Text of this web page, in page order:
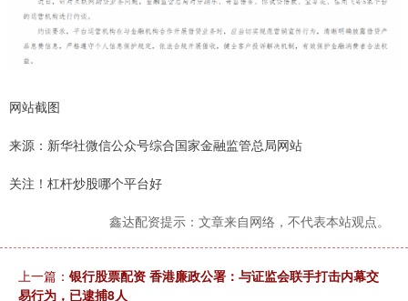
网站截图
来源：新华社微信公众号综合国家金融监管总局网站
关注！杠杆炒股哪个平台好
鑫达配资提示：文章来自网络，不代表本站观点。
上一篇： 银行股票配资 香港廉政公署：与证监会联手打击内幕交
易行为，已逮捕8人